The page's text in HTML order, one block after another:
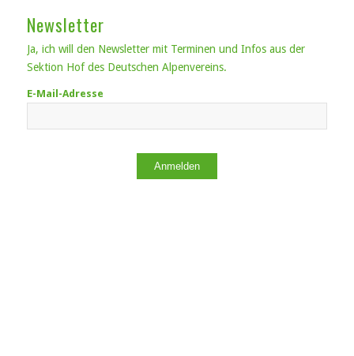
Newsletter
Ja, ich will den Newsletter mit Terminen und Infos aus der
Sektion Hof des Deutschen Alpenvereins.
E-Mail-Adresse
Anmelden